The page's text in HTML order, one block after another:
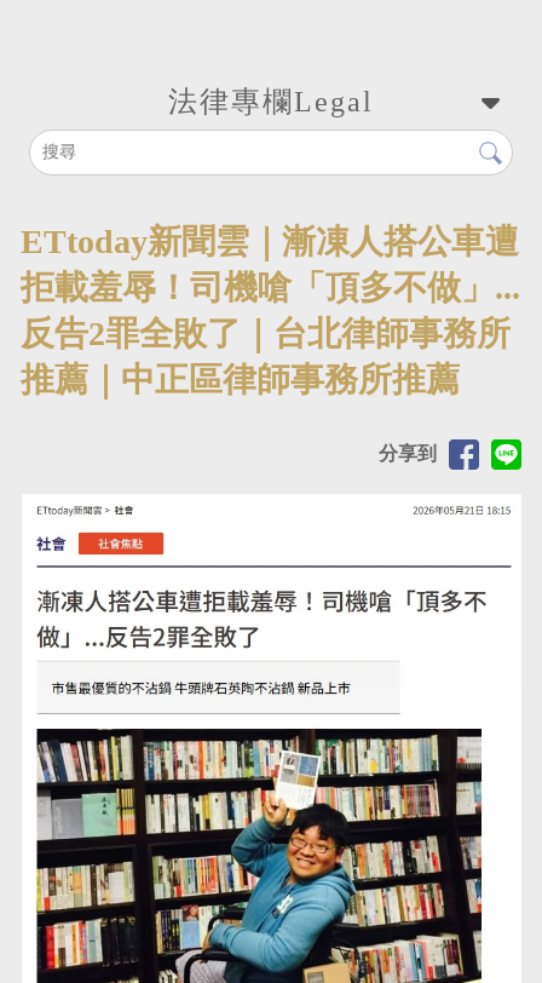
法律專欄Legal
ETtoday新聞雲｜漸凍人搭公車遭
拒載羞辱！司機嗆「頂多不做」...
反告2罪全敗了｜台北律師事務所
推薦｜中正區律師事務所推薦
分享到